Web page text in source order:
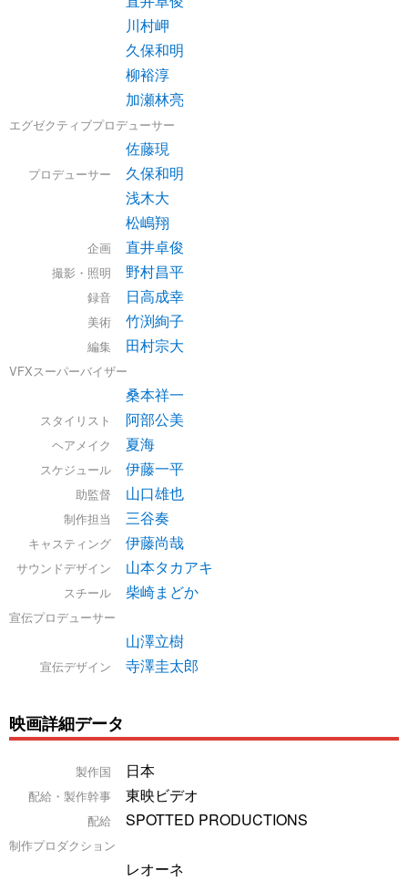
川村岬
久保和明
柳裕淳
加瀬林亮
エグゼクティブプロデューサー
佐藤現
プロデューサー
久保和明
浅木大
松嶋翔
企画 直井卓俊
撮影・照明 野村昌平
録音 日高成幸
美術 竹渕絢子
編集 田村宗大
VFXスーパーバイザー
桑本祥一
スタイリスト 阿部公美
ヘアメイク 夏海
スケジュール 伊藤一平
助監督 山口雄也
制作担当 三谷奏
キャスティング 伊藤尚哉
サウンドデザイン 山本タカアキ
スチール 柴崎まどか
宣伝プロデューサー
山澤立樹
宣伝デザイン 寺澤圭太郎
映画詳細データ
製作国 日本
配給・製作幹事 東映ビデオ
配給 SPOTTED PRODUCTIONS
制作プロダクション
レオーネ